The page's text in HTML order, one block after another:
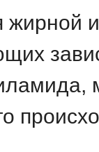
жирной